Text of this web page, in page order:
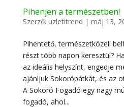
Pihenjen a természetben!
Szerző: uzletitrend | máj 13,
Pihentető, természetközeli
részt több napon keresztül?
az ideális helyszínt, engedje
ajánljuk Sokorópátkát, és az
A Sokoró Fogadó egy nagy
fogadó, ahol...